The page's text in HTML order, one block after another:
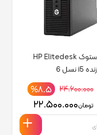
مینی کیس استوک HP Elitedesk
۲۴.۶۰۰.۰۰۰
تومان۲۲.۵۰۰.۰۰۰
%۸.۵